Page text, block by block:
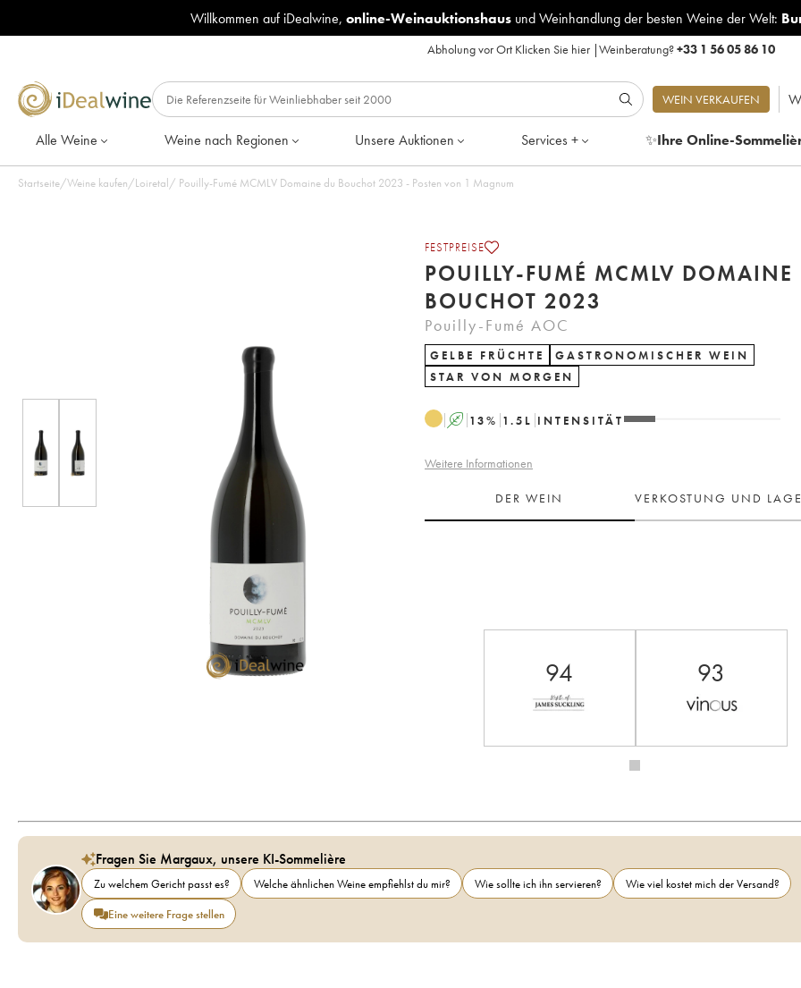
Willkommen auf iDealwine, online-Weinauktionshausund Weinhandlung der besten Weine der Welt:
Abholung vor Ort Klicken Sie hier|Weinberatung?+33 1 56 05 86 10
WEIN VERKAUFEN
Alle Weine Weine nach Regionen Unsere Auktionen Services + ✨Ihre Online-
Startseite/Weine kaufen/Loiretal/ Pouilly-Fumé MCMLV Domaine du Bouchot 2023 - Posten von 1 Magnum
FESTPREISE
POUILLY-FUMÉ MCMLV DOMAINE
BOUCHOT 2023
Pouilly-Fumé AOC
GELBE FRÜCHTE
GASTRONOMISCHER WEIN
STAR VON MORGEN
A 13% 1.5 L INTENSITÄT
Weitere Informationen
DER WEIN VERKOSTUNG UND
94 93
Fragen Sie Margaux, unsere KI-Sommelière
Zu welchem Gericht passt es? Welche ähnlichen Weine empfiehlst du mir? Wie sollte ich ihn servieren?
Wie viel kostet mich der Versand?
Eine weitere Frage stellen